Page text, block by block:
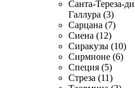
Санта-Тереза-
Галлура (3)
Сарцана (7)
Сиена (12)
Сиракузы (10)
Сирмионе (6)
Специя (5)
Стреза (11)